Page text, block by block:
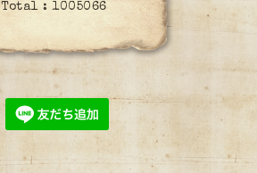
Total :1005066